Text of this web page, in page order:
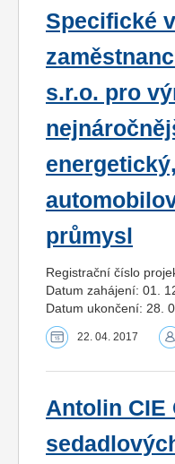
Specifické
s.r.o. pro
průmysl
Registrační číslo
Datum zahájení: 01.
Datum ukončení: 28.
22. 04. 2017
Antolin CIE